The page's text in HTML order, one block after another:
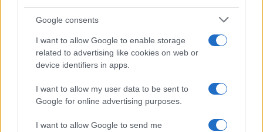
Google consents
I want to allow Google to enable storage
related to advertising like cookies on web or
device identifiers in apps.
I want to allow my user data to be sent to
Google for online advertising purposes.
I want to allow Google to send me